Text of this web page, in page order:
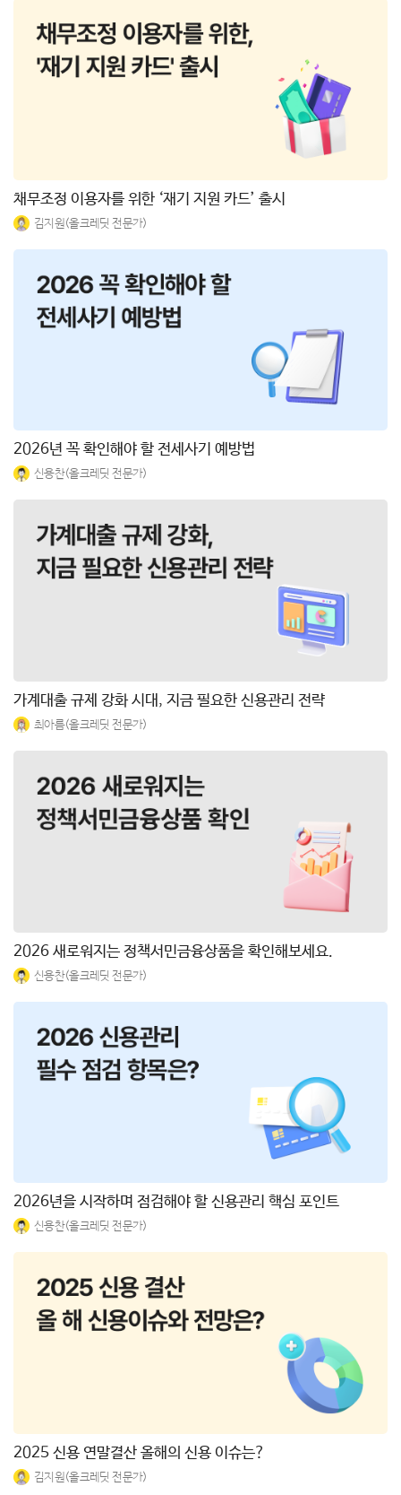
채무조정 이용자를 위한 ‘재기 지원 카드’ 출시
김지원(올크레딧 전문가)
2026년 꼭 확인해야 할 전세사기 예방법
신용찬(올크레딧 전문가)
가계대출 규제 강화 시대, 지금 필요한 신용관리 전략
최아름(올크레딧 전문가)
2026 새로워지는 정책서민금융상품을 확인해보세요.
신용찬(올크레딧 전문가)
2026년을 시작하며 점검해야 할 신용관리 핵심 포인트
신용찬(올크레딧 전문가)
2025 신용 연말결산 올해의 신용 이슈는?
김지원(올크레딧 전문가)